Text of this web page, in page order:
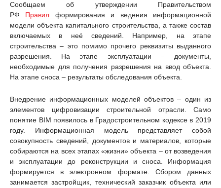
Сообщаем об утверждении Правительством
РФ Правил формирования и ведения информационной
модели объекта капитального строительства, а также состав
включаемых в неё сведений. Например, на этапе
строительства – это помимо прочего реквизиты выданного
разрешения. На этапе эксплуатации – документы,
необходимые для получения разрешения на ввод объекта.
На этапе сноса – результаты обследования объекта.
Внедрение информационных моделей объектов – один из
элементов цифровизации строительной отрасли. Само
понятие BIM появилось в Градостроительном кодексе в 2019
году. Информационная модель представляет собой
совокупность сведений, документов и материалов, которые
собираются на всех этапах «жизни» объекта – от возведения
и эксплуатации до реконструкции и сноса. Информация
формируется в электронном формате. Сбором данных
занимается застройщик, технический заказчик объекта или